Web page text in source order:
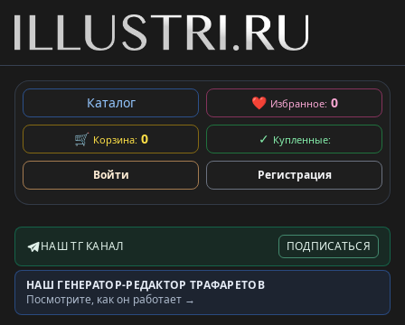
Каталог ❤ Избранное: 0
🛒 Корзина: 0 ✓ Купленные:
Войти Регистрация
Telegram-канал
НАШ ТГ КАНАЛ ПОДПИСАТЬСЯ
Генератор трафаретов
НАШ ГЕНЕРАТОР-РЕДАКТОР ТРАФАРЕТОВ
Посмотрите, как он работает →